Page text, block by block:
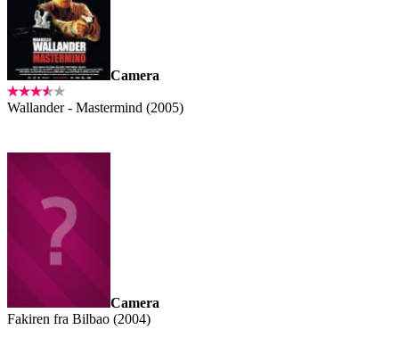
Camera
Wallander - Mastermind (2005)
Camera
Fakiren fra Bilbao (2004)